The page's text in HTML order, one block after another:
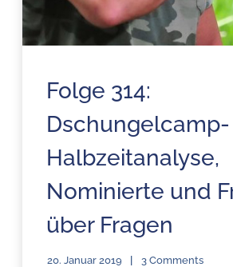
Folge 314:
Dschungelcamp-
Halbzeitanalyse,
Nominierte und
über Fragen
20. Januar 2019 3 Comments